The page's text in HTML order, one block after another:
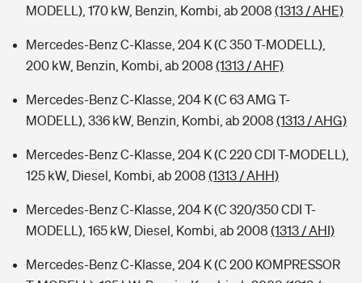
MODELL), 170 kW, Benzin, Kombi, ab 2008 (1313 / AHE)
Mercedes-Benz C-Klasse, 204 K (C 350 T-MODELL),
200 kW, Benzin, Kombi, ab 2008 (1313 / AHF)
Mercedes-Benz C-Klasse, 204 K (C 63 AMG T-
MODELL), 336 kW, Benzin, Kombi, ab 2008 (1313 / AHG)
Mercedes-Benz C-Klasse, 204 K (C 220 CDI T-MODELL),
125 kW, Diesel, Kombi, ab 2008 (1313 / AHH)
Mercedes-Benz C-Klasse, 204 K (C 320/350 CDI T-
MODELL), 165 kW, Diesel, Kombi, ab 2008 (1313 / AHI)
Mercedes-Benz C-Klasse, 204 K (C 200 KOMPRESSOR